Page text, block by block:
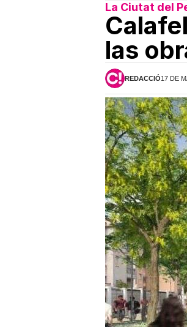
La Ciutat del
las
REDACCIÓ17 DE